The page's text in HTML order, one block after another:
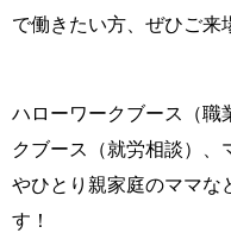
で働きたい方、ぜひご来
ハローワークブース（職
クブース（就労相談）、
やひとり親家庭のママな
す！